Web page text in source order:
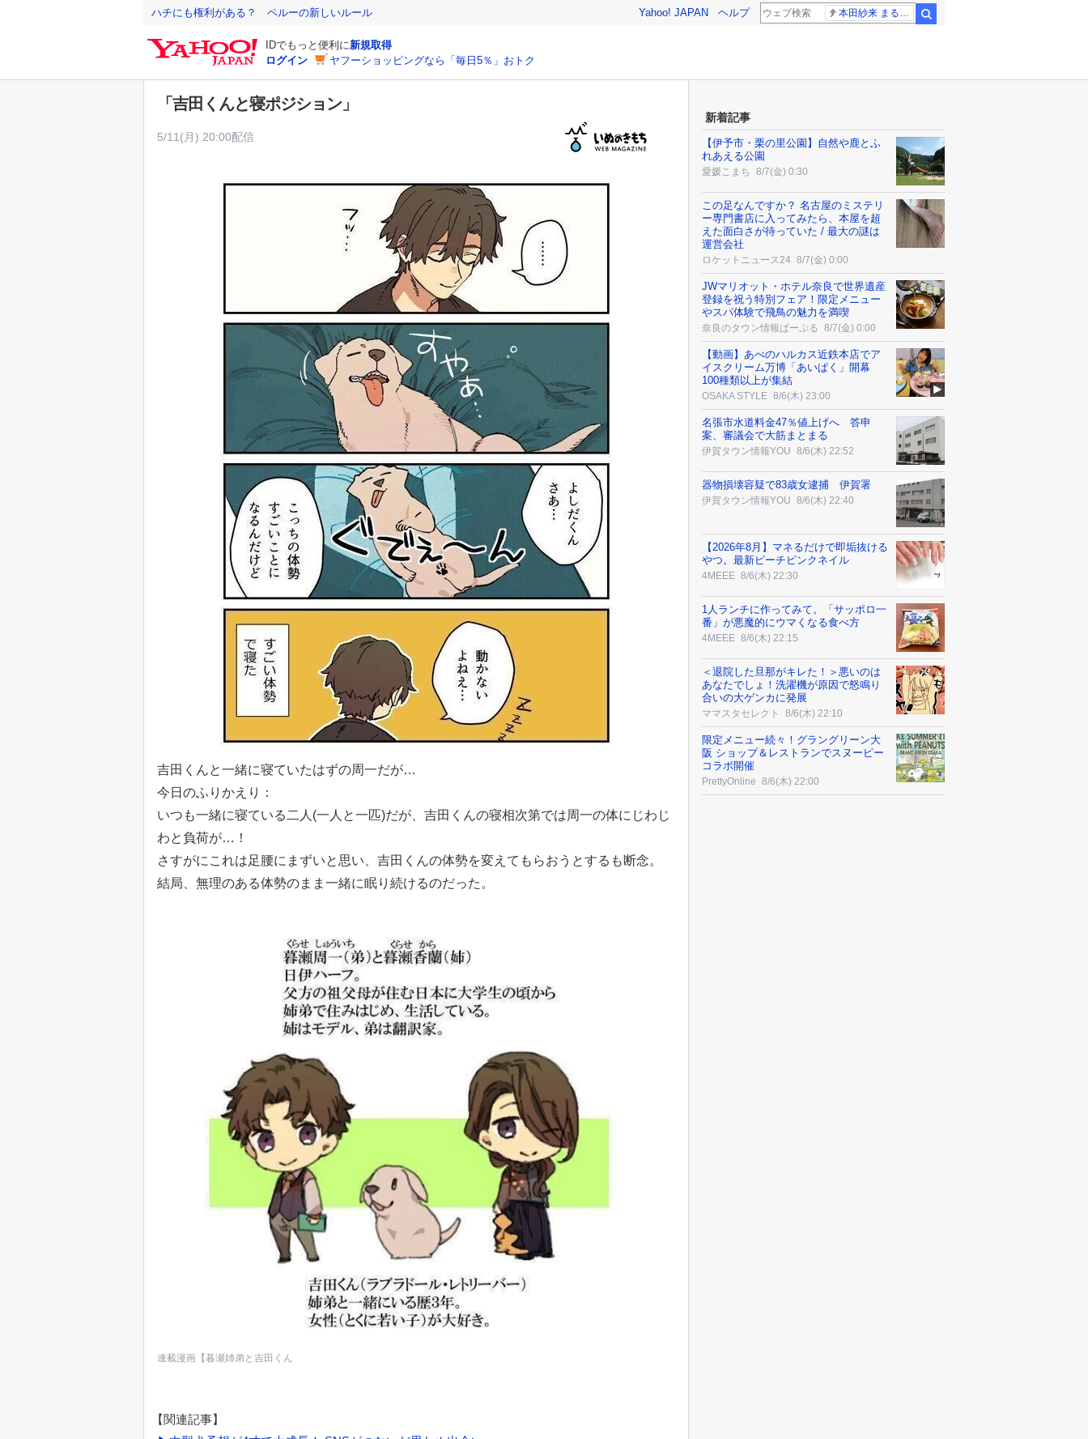
ハチにも権利がある？ ペルーの新しいルール Yahoo! JAPAN ヘルプ 本田紗来 まるでお人形
IDでもっと便利に新規取得
ログイン
ヤフーショッピングなら「毎日5％」おトク
「吉田くんと寝ポジション」
5/11(月) 20:00配信
吉田くんと一緒に寝ていたはずの周一だが…
今日のふりかえり：
いつも一緒に寝ている二人(一人と一匹)だが、吉田くんの寝相次第では周一の体にじわじ
わと負荷が…！
さすがにこれは足腰にまずいと思い、吉田くんの体勢を変えてもらおうとするも断念。
結局、無理のある体勢のまま一緒に眠り続けるのだった。
連載漫画【暮瀬姉弟と吉田くん
【関連記事】
新着記事
【伊予市・栗の里公園】自然や鹿とふ
れあえる公園
愛媛こまち 8/7(金) 0:30
この足なんですか？ 名古屋のミステリ
ー専門書店に入ってみたら、本屋を超
えた面白さが待っていた / 最大の謎は
運営会社
ロケットニュース24 8/7(金) 0:00
JWマリオット・ホテル奈良で世界遺産
登録を祝う特別フェア！限定メニュー
やスパ体験で飛鳥の魅力を満喫
奈良のタウン情報ぱーぷる 8/7(金) 0:00
【動画】あべのハルカス近鉄本店でア
イスクリーム万博「あいぱく」開幕
100種類以上が集結
OSAKA STYLE 8/6(木) 23:00
名張市水道料金47％値上げへ 答申
案、審議会で大筋まとまる
伊賀タウン情報YOU 8/6(木) 22:52
器物損壊容疑で83歳女逮捕 伊賀署
伊賀タウン情報YOU 8/6(木) 22:40
【2026年8月】マネるだけで即垢抜ける
やつ。最新ピーチピンクネイル
4MEEE 8/6(木) 22:30
1人ランチに作ってみて。「サッポロ一
番」が悪魔的にウマくなる食べ方
4MEEE 8/6(木) 22:15
＜退院した旦那がキレた！＞悪いのは
あなたでしょ！洗濯機が原因で怒鳴り
合いの大ゲンカに発展
ママスタセレクト 8/6(木) 22:10
限定メニュー続々！グラングリーン大
阪 ショップ＆レストランでスヌーピー
コラボ開催
PrettyOnline 8/6(木) 22:00